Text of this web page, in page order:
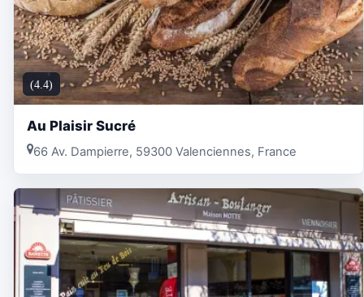
(4.4)
Au Plaisir Sucré
66 Av. Dampierre, 59300 Valenciennes, France